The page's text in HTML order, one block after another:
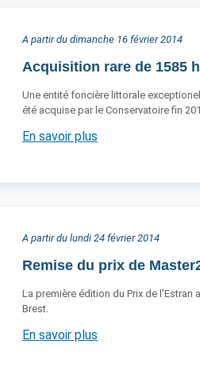
A partir du dimanche 16 février 2014
Acquisition rare de 1585
Une entité foncière littorale
été acquise par le Conservatoire fin
En savoir plus
A partir du lundi 24 février 2014
Remise du prix de
La première édition du Prix de
Brest.
En savoir plus